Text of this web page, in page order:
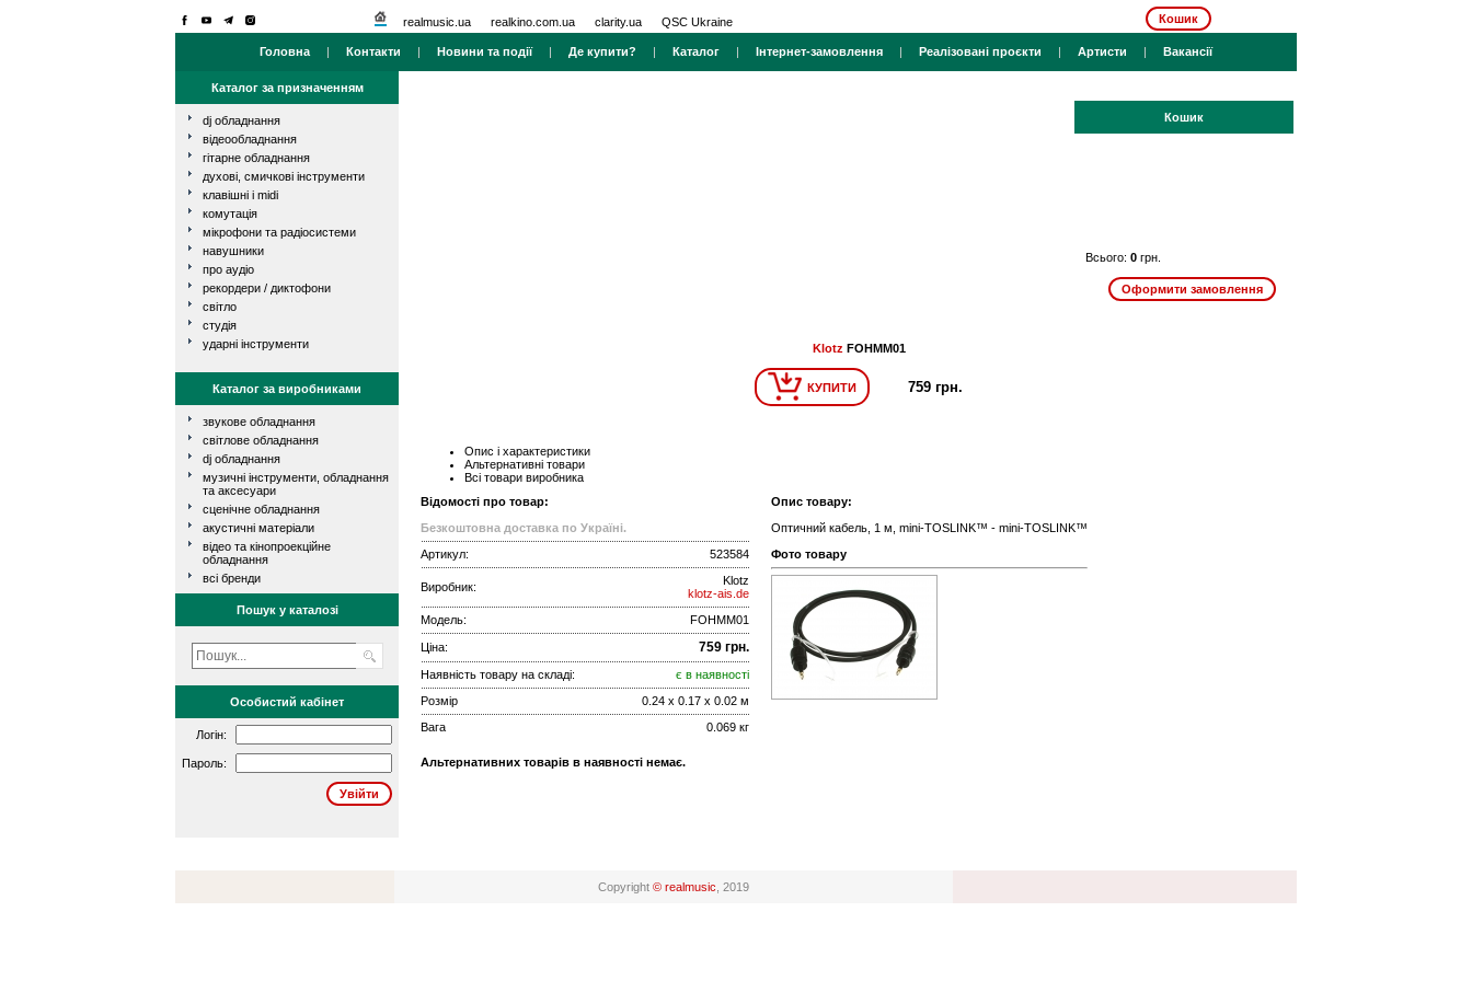
realmusic.ua realkino.com.ua clarity.ua QSC Ukraine Кошик
Головна | Контакти | Новини та події| Де купити? | Каталог | Інтернет-замовлення | Реалізовані проєкти | Артисти | Вакансії
Каталог за призначенням
dj обладнання
відеообладнання
гітарне обладнання
духові, смичкові інструменти
клавішні і midi
комутація
мікрофони та радіосистеми
навушники
про аудіо
рекордери / диктофони
світло
студія
ударні інструменти
Каталог за виробниками
звукове обладнання
світлове обладнання
dj обладнання
музичні інструменти, обладнання
та аксесуари
сценічне обладнання
акустичні матеріали
відео та кінопроекційне
обладнання
всі бренди
Пошук у каталозі
Особистий кабінет
Логін:
Пароль:
Кошик
Всього: 0 грн.
Klotz FOHMM01
КУПИТИ 759 грн.
Опис і характеристики
Альтернативні товари
Всі товари виробника
Відомості про товар:
Безкоштовна доставка по Україні.
Артикул:
523584
Виробник:
Klotz
klotz-ais.de
Модель:
FOHMM01
Ціна: 759 грн.
Наявність товару на складі:
є в наявності
Розмір
0.24 x 0.17 x 0.02 м
Вага
0.069 кг
Опис товару:
Оптичний кабель, 1 м, mini-TOSLINK™ - mini-TOSLINK™
Фото товару
Альтернативних товарів в наявності немає.
Copyright © realmusic , 2019